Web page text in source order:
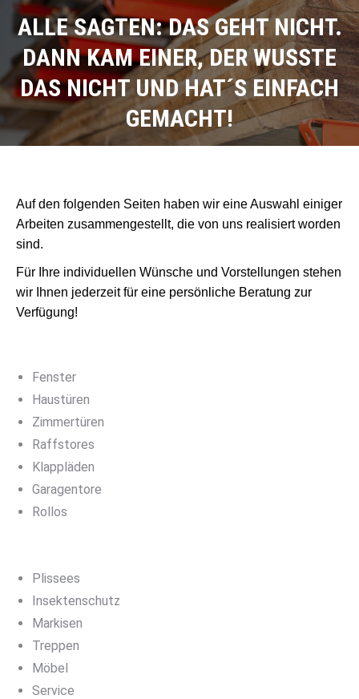
ALLE SAGTEN: DAS GEHT NICHT.
DANN KAM EINER, DER WUSSTE
DAS NICHT UND HAT´S EINFACH
GEMACHT!
Auf den folgenden Seiten haben wir eine Auswahl einiger
Arbeiten zusammengestellt, die von uns realisiert worden
sind.
Für Ihre individuellen Wünsche und Vorstellungen stehen
wir Ihnen jederzeit für eine persönliche Beratung zur
Verfügung!
Fenster
Haustüren
Zimmertüren
Raffstores
Klappläden
Garagentore
Rollos
Plissees
Insektenschutz
Markisen
Treppen
Möbel
Service